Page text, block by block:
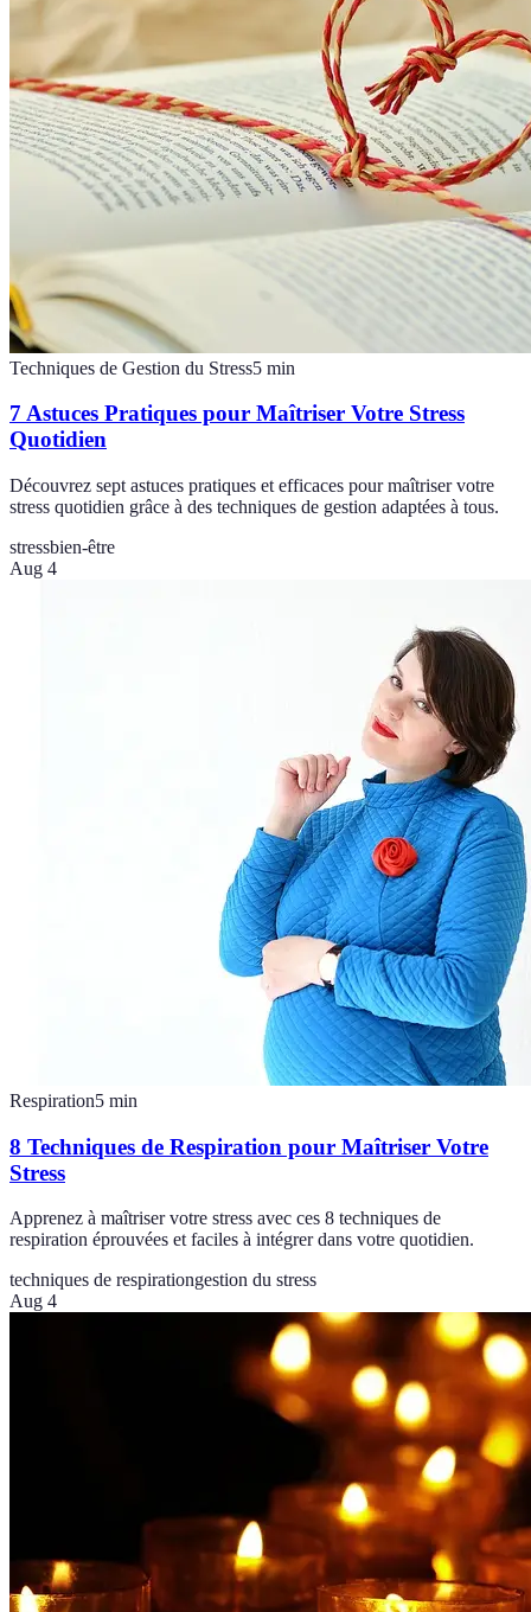
Techniques de Gestion du Stress5 min
7 Astuces Pratiques pour Maîtriser Votre Stress
Quotidien
Découvrez sept astuces pratiques et efficaces pour maîtriser votre
stress quotidien grâce à des techniques de gestion adaptées à tous.
stressbien-être
Aug 4
Respiration5 min
8 Techniques de Respiration pour Maîtriser Votre
Stress
Apprenez à maîtriser votre stress avec ces 8 techniques de
respiration éprouvées et faciles à intégrer dans votre quotidien.
techniques de respirationgestion du stress
Aug 4